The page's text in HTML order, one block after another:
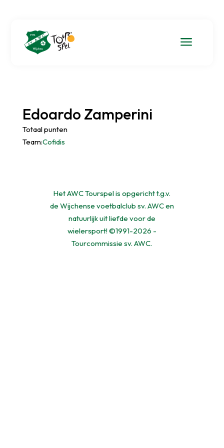
a
Edoardo Zamperini
Totaal punten
Team:Cofidis
Het AWC Tourspel is opgericht t.g.v.
de Wijchense voetbalclub sv. AWC en
natuurlijk uit liefde voor de
wielersport! ©1991-2026 -
Tourcommissie sv. AWC.